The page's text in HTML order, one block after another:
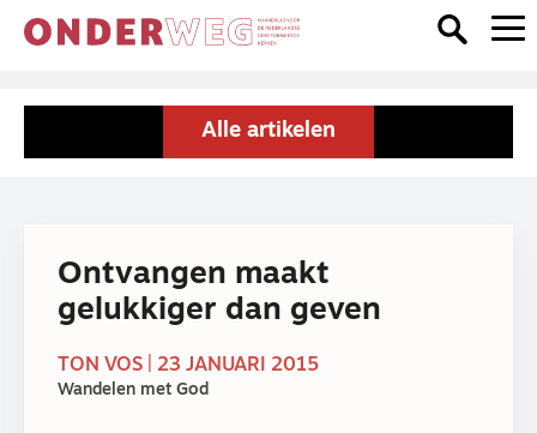
Alle artikelen
Ontvangen maakt
gelukkiger dan geven
TON VOS | 23 JANUARI 2015
Wandelen met God